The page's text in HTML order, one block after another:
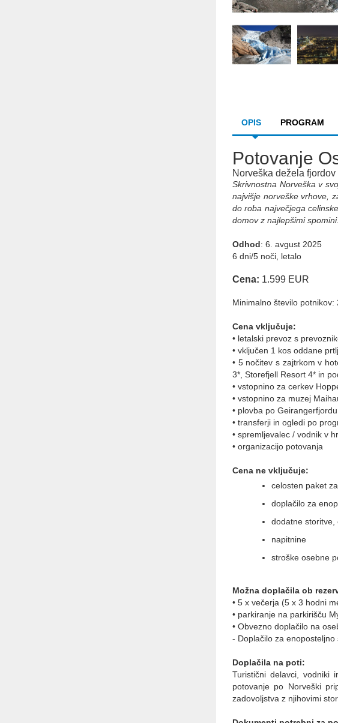
OPIS PROGRAM
Potovanje
Norveška dežela
Skrivnostna Norveška v
najvišje norveške vrhove,
do roba največjega
domov z najlepšimi spomini.
Odhod: 6. avgust 2025
6 dni/5 noči, letalo
Cena: 1.599 EUR
Minimalno število potnikov:
Cena vključuje:
• letalski prevoz s
• vključen 1 kos oddane
• 5 nočitev s zajtrkom v
3*, Storefjell Resort 4* in
• vstopnino za cerkev
• vstopnino za muzej
• plovba po Geirangerfjordu
• transferji in ogledi po
• spremljevalec / vodnik v
• organizacijo potovanja
Cena ne vključuje:
celosten paket
doplačilo za
dodatne storitve,
napitnine
stroške osebne
Možna doplačila ob
• 5 x večerja (5 x 3 hodni
• parkiranje na parkirišču
• Obvezno doplačilo na
- Doplačilo za enoposteljno
Doplačila na poti:
Turistični delavci, vodniki
potovanje po Norveški
zadovoljstva z njihovimi